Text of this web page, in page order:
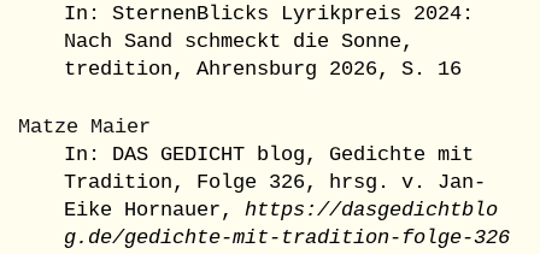
In: SternenBlicks Lyrikpreis 2024:
Nach Sand schmeckt die Sonne,
tredition, Ahrensburg 2026, S. 16
Matze Maier
In: DAS GEDICHT blog, Gedichte mit
Tradition, Folge 326, hrsg. v. Jan-
Eike Hornauer,https://dasgedichtblo
g.de/gedichte-mit-tradition-folge-326